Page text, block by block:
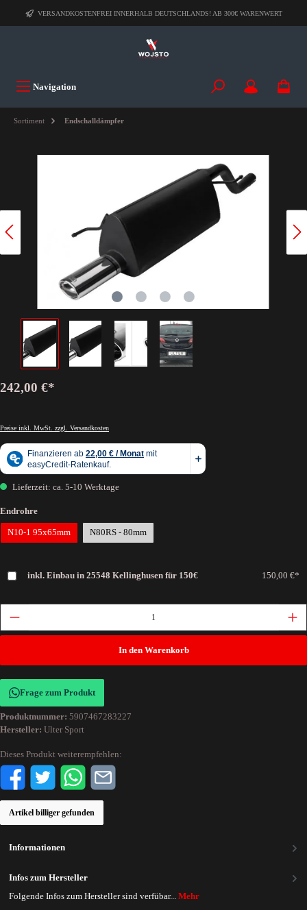
VERSANDKOSTENFREI INNERHALB DEUTSCHLANDS! AB 300€ WARENWERT
Navigation
Sortiment Endschalldämpfer
242,00 €*
Preise inkl. MwSt. zzgl. Versandkosten
Lieferzeit: ca. 5-10 Werktage
Endrohre
N10-1 95x65mm N80RS - 80mm
inkl. Einbau in 25548 Kellinghusen für 150€ 150,00 €*
In den Warenkorb
Frage zum Produkt
Produktnummer: 5907467283227
Hersteller: Ulter Sport
Dieses Produkt weiterempfehlen:
Artikel billiger gefunden
Informationen
Infos zum Hersteller
Folgende Infos zum Hersteller sind verfübar... Mehr